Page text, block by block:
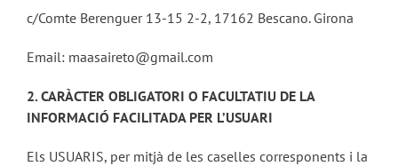
c/Comte Berenguer 13-15 2-2, 17162 Bescano. Girona
Email: maasaireto@gmail.com
2. CARÀCTER OBLIGATORI O FACULTATIU DE LA
INFORMACIÓ FACILITADA PER L’USUARI
Els USUARIS, per mitjà de les caselles corresponents i la